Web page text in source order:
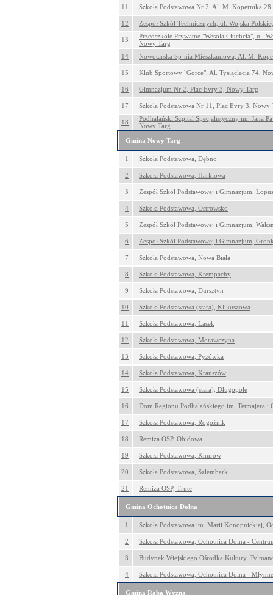
11 Szkoła Podstawowa Nr 2, Al. M. Kopernika
12 Zespół Szkół Technicznych, ul. Wojska
13
Przedszkole Prywatne "Wesoła Ciuchcia", ul.
Nowy Targ
14
Nowotarska Sp-nia Mieszkaniowa, Al. M.
15 Klub Sportowy "Gorce", Al. Tysiąclecia 74,
16 Gimnazjum Nr 2, Plac Evry 3, Nowy Targ
17 Szkoła Podstawowa Nr 11, Plac Evry 3, Nowy
18
Podhalański Szpital Specjalistyczny im. Jana
Nowy Targ
Gmina Nowy Targ
1 Szkoła Podstawowa, Dębno
2 Szkoła Podstawowa, Harklowa
3 Zespół Szkół Podstawowej i Gimnazjum,
4 Szkoła Podstawowa, Ostrowsko
5 Zespół Szkół Podstawowej i Gimnazjum,
6 Zespół Szkół Podstawowej i Gimnazjum,
7 Szkoła Podstawowa, Nowa Biała
8 Szkoła Podstawowa, Krempachy
9 Szkoła Podstawowa, Dursztyn
10 Szkoła Podstawowa (stara), Klikuszowa
11 Szkoła Podstawowa, Lasek
12 Szkoła Podstawowa, Morawczyna
13 Szkoła Podstawowa, Pyzówka
14 Szkoła Podstawowa, Krauszów
15 Szkoła Podstawowa (stara), Długopole
16 Dom Regionu Podhalańskiego im. Tetmajera i
17 Szkoła Podstawowa, Rogoźnik
18 Remiza OSP, Obidowa
19 Szkoła Podstawowa, Knurów
20 Szkoła Podstawowa, Szlembark
21 Remiza OSP, Trute
Gmina Ochotnica Dolna
1 Szkoła Podstawowa im. Marii Konopnickiej,
2 Szkoła Podstawowa, Ochotnica Dolna -
3 Budynek Wiejskiego Ośrodka Kultury,
4 Szkoła Podstawowa, Ochotnica Dolna - Młynne
Gmina Raba Wyżna